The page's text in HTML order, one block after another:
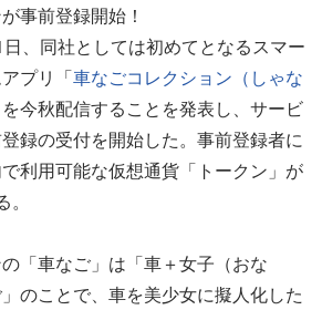
事前登録開始！
、同社としては初めてとなるスマー
プリ「車なごコレクション（しゃな
を今秋配信することを発表し、サービ
録の受付を開始した。事前登録者に
利用可能な仮想通貨「トークン」が
「車なご」は「車＋女子（おな
のことで、車を美少女に擬人化した